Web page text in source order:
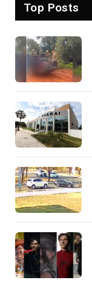
Top Posts